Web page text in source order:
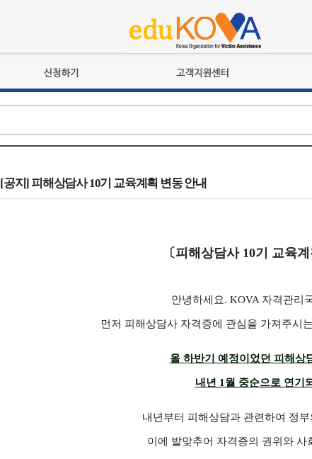
교육훈련
자격복원
공지사항
[공지] 피해상담사 10기 교육계획 변동 안내
〔피해상담사 10기 교육
안녕하세요. KOVA 자격관리
먼저 피해상담사 자격증에 관심을 가져주시
올 하반기 예정이었던 피해상
내년 1월 중순으로 연기
내년부터 피해상담과 관련하여 정
이에 발맞추어 자격증의 권위와 사